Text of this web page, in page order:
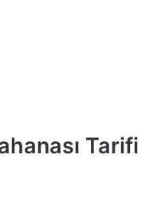
Tarifi